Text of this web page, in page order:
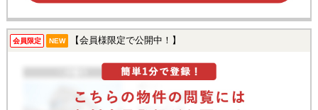
会員限定 NEW 【会員様限定で公開中！】